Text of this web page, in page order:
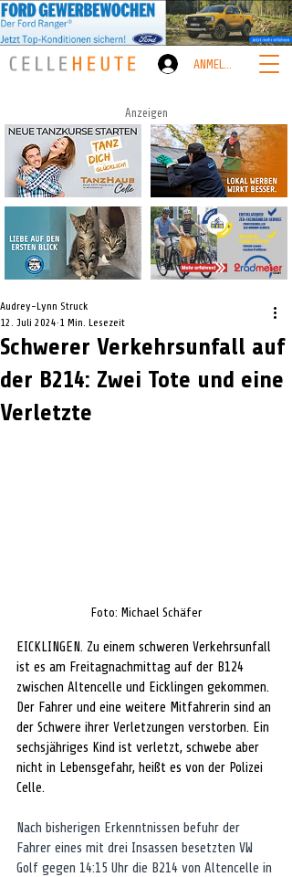
ANMELDEN
Anzeigen
Schwerer Verkehrsunfall auf
der B214: Zwei Tote und eine
Verletzte
Audrey-Lynn Struck
12. Juli 2024 1 Min. Lesezeit
Foto: Michael Schäfer
EICKLINGEN. Zu einem schweren Verkehrsunfall
ist es am Freitagnachmittag auf der B124
zwischen Altencelle und Eicklingen gekommen.
Der Fahrer und eine weitere Mitfahrerin sind an
der Schwere ihrer Verletzungen verstorben. Ein
sechsjähriges Kind ist verletzt, schwebe aber
nicht in Lebensgefahr, heißt es von der Polizei
Celle.
Nach bisherigen Erkenntnissen befuhr der
Fahrer eines mit drei Insassen besetzten VW
Golf gegen 14:15 Uhr die B214 von Altencelle in